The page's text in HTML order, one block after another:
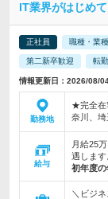
IT業界がはじめ
正社員 職種・業
第二新卒歓迎 転勤
情報更新日：2026/08/
勤務地
★完全在
奈川、
給与
月給25
遇しま
初年度の
＼ビジ